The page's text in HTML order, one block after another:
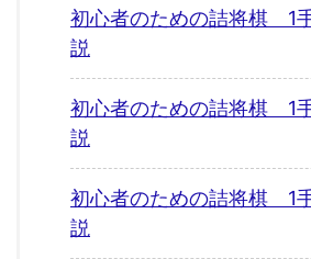
初心者のための詰将棋 1
説
初心者のための詰将棋 1
説
初心者のための詰将棋 1
説